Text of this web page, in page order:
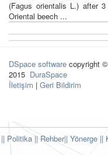
(Fagus orientalis L.) after
Oriental beech ...
DSpace software copyright
2015 DuraSpace
İletişim | Geri Bildirim
|| Politika|| Rehber|| Yönerge||